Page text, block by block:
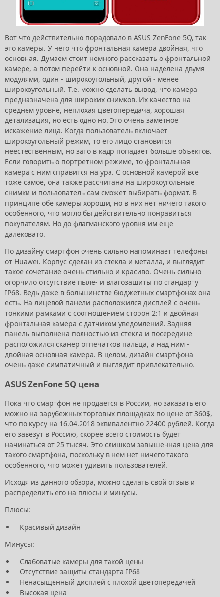
Вот что действительно порадовало в ASUS ZenFone 5Q, так
это камеры. У него что фронтальная камера двойная, что
основная. Думаем стоит немного рассказать о фронтальной
камере, а потом перейти к основной. Она наделена двумя
модулями, один - широкоугольный, другой - менее
широкоугольный. Т.е. можно сделать вывод, что камера
предназначена для широких снимков. Их качество на
среднем уровне, неплохая цветопередача, хорошая
детализация, но есть одно но. Это очень заметное
искажение лица. Когда пользователь включает
широкоугольный режим, то его лицо становится
неестественным, но зато в кадр попадает больше объектов.
Если говорить о портретном режиме, то фронтальная
камера с ним справится на ура. С основной камерой все
тоже самое, она также рассчитана на широкоугольные
снимки и пользователь сам сможет выбирать формат. В
принципе обе камеры хороши, но в них нет ничего такого
особенного, что могло бы действительно понравиться
покупателям. Но до флагманского уровня им еще
далековато.
По дизайну смартфон очень сильно напоминает телефоны
от Huawei. Корпус сделан из стекла и металла, и выглядит
такое сочетание очень стильно и красиво. Очень сильно
огорчило отсутствие пыле- и влагозащиты по стандарту
IP68. Ведь даже в большинстве бюджетных смартфонах она
есть. На лицевой панели расположился дисплей с очень
тонкими рамками с соотношением сторон 2:1 и двойная
фронтальная камера с датчиком уведомлений. Задняя
панель выполнена полностью из стекла и посередине
расположился сканер отпечатков пальца, а над ним -
двойная основная камера. В целом, дизайн смартфона
очень даже симпатичный и выглядит привлекательно.
ASUS ZenFone 5Q цена
Пока что смартфон не продается в России, но заказать его
можно на зарубежных торговых площадках по цене от 360$,
что по курсу на 16.04.2018 эквивалентно 22400 рублей. Когда
его завезут в Россию, скорее всего стоимость будет
начинаться от 25 тысяч. Это слишком завышенная цена для
такого смартфона, поскольку в нем нет ничего такого
особенного, что может удивить пользователей.
Исходя из данного обзора, можно сделать свой отзыв и
распределить его на плюсы и минусы.
Плюсы:
Красивый дизайн
Минусы:
Слабоватые камеры для такой цены
Отсутствие защиты стандарта IP68
Ненасыщенный дисплей с плохой цветопередачей
Высокая цена